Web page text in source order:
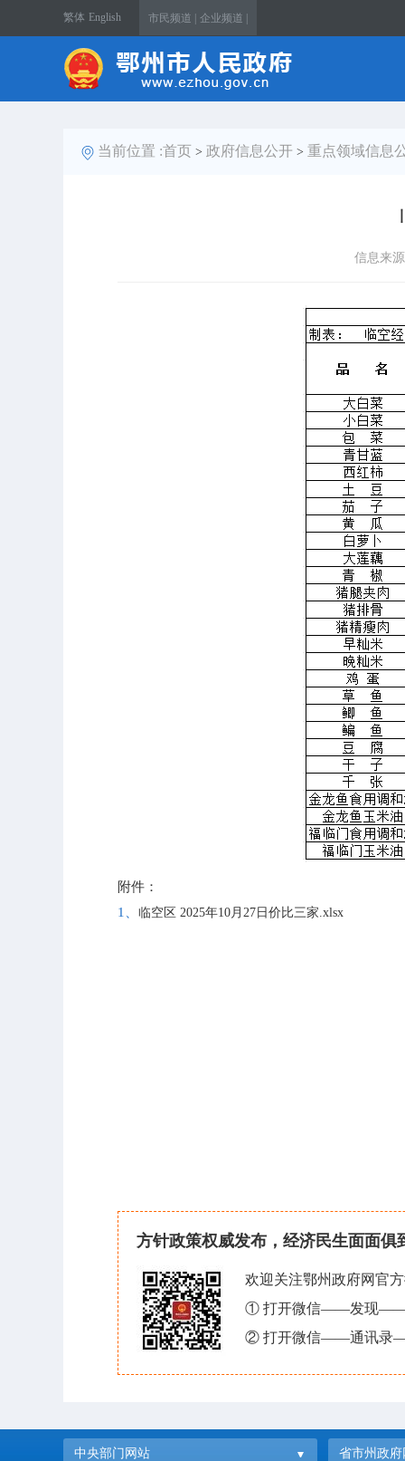
繁体 English 市民频道 | 企业频道 |
当前位置 :首页 > 政府信息公开 > 重点领域信息
信息来
附件：
1、 临空区 2025年10月27日价比三家.xlsx
方针政策权威发布，经济民生面面俱
欢迎关注鄂州政府网官
① 打开微信——发现——
② 打开微信——通讯录
中央部门网站 省市州政府